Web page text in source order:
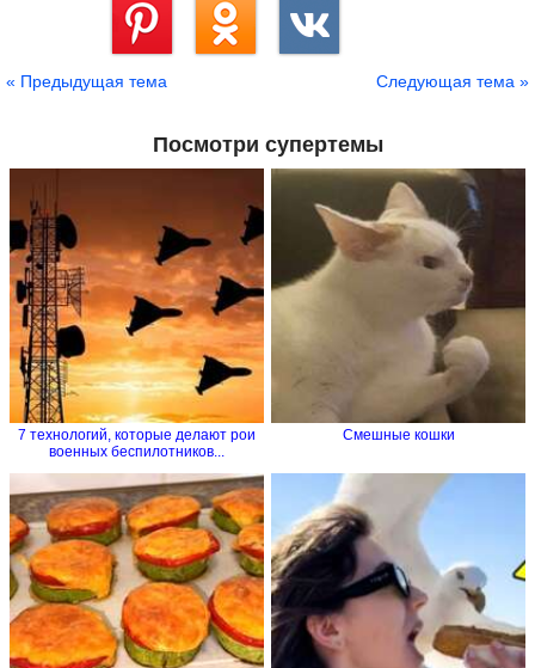
« Предыдущая тема Следующая тема »
Посмотри супертемы
7 технологий, которые делают рои
военных беспилотников...
Смешные кошки